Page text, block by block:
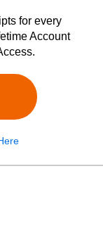
for every
Account